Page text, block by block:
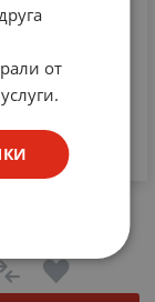
20JL
от